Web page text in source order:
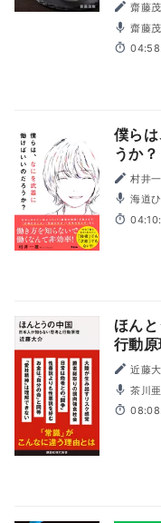
齋藤
齋藤
僕ら
うか？
村井
海道
ほん
行動原
近藤
茶川